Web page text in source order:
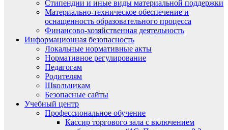
Стипендии и иные виды материальной поддержки
Материально-техническое обеспечение и
оснащенность образовательного процесса
Финансово-хозяйственная деятельность
Информационная безопасность
Локальные нормативные акты
Нормативное регулирование
Педагогам
Родителям
Школьникам
Безопасные сайты
Учебный центр
Профессиональное обучение
Кассир торгового зала с включением